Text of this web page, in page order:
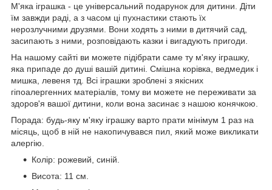
М'яка іграшка - це універсальний подарунок для дитини. Діти
їм завжди раді, а з часом ці пухнастики стають їх
нерозлучними друзями. Вони ходять з ними в дитячий сад,
засипають з ними, розповідають казки і вигадують пригоди.
На нашому сайті ви можете підібрати саме ту м'яку іграшку,
яка припаде до душі вашій дитині. Смішна корівка, ведмедик і
мишка, левеня тд. Всі іграшки зроблені з якісних
гіпоалергенних матеріалів, тому ви можете не переживати за
здоров'я вашої дитини, коли вона засинає з нашою конячкою.
Порада: будь-яку м'яку іграшку варто прати мінімум 1 раз на
місяць, щоб в ній не накопичувався пил, який може викликати
алергію.
Колір: рожевий, синій.
Висота: 11 см.